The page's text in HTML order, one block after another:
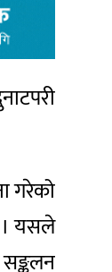
गरेको
। यसले